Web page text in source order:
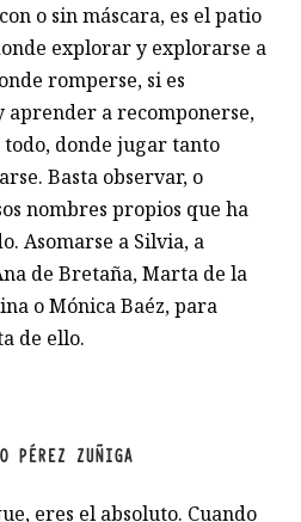
o sin máscara, es el patio
explorar y explorarse a
romperse, si es
aprender a recomponerse,
donde jugar tanto
Basta observar, o
nombres propios que ha
Asomarse a Silvia, a
de Bretaña, Marta de la
o Mónica Baéz, para
de ello.
PÉREZ ZUÑIGA
eres el absoluto. Cuando